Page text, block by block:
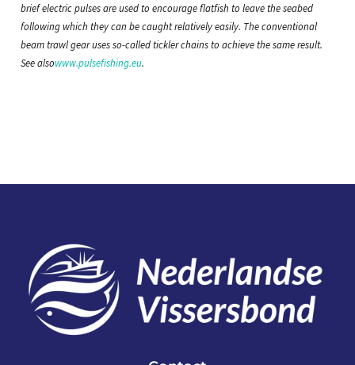
brief electric pulses are used to encourage flatfish to leave the seabed
following which they can be caught relatively easily. The conventional
beam trawl gear uses so-called tickler chains to achieve the same result.
See alsowww.pulsefishing.eu.